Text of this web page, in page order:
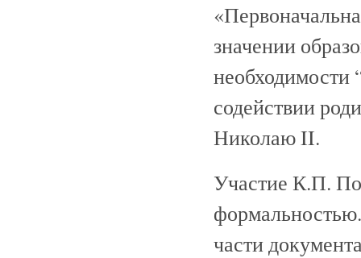
значении
необходимости
содействии
Николаю II.
Участие К.П.
части